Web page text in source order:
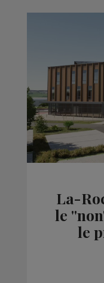
La-
le
le